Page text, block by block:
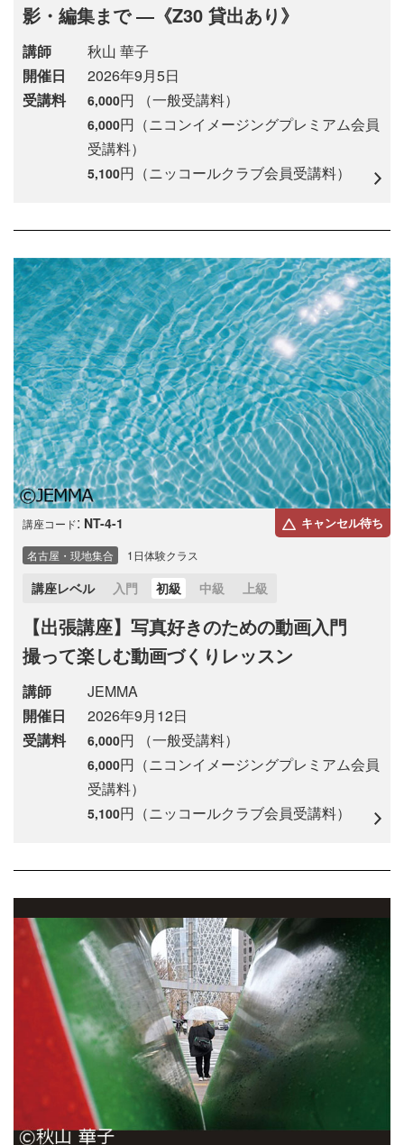
影・編集まで ―《Z30 貸出あり》
講師
秋山 華子
開催日
2026年9月5日
受講料
6,000円 （一般受講料）
6,000円（ニコンイメージングプレミアム会員
受講料）
5,100円（ニッコールクラブ会員受講料）
講座コード: NT-4-1 キャンセル待ち
名古屋・現地集合 1日体験クラス
講座レベル 入門 初級 中級 上級
【出張講座】写真好きのための動画入門
撮って楽しむ動画づくりレッスン
講師
JEMMA
開催日
2026年9月12日
受講料
6,000円 （一般受講料）
6,000円（ニコンイメージングプレミアム会員
受講料）
5,100円（ニッコールクラブ会員受講料）